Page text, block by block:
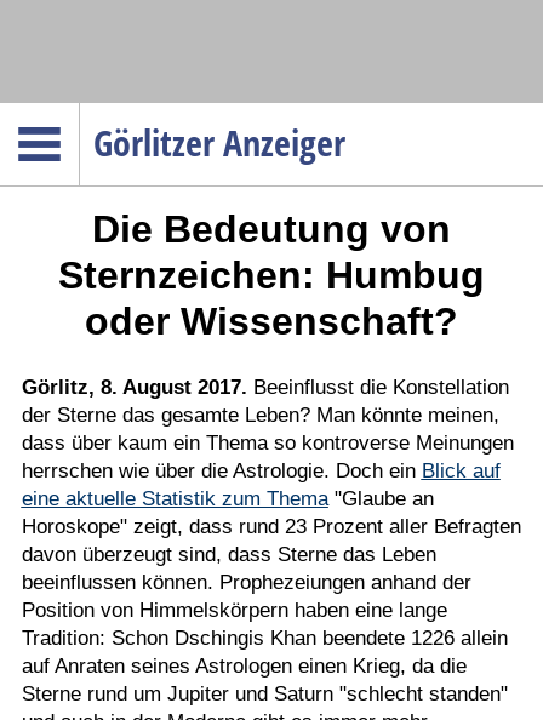
Görlitzer Anzeiger
Menüpunkte
Gesellschaft
Wirtschaft
Verkehr
Gesundheit
Kultur
Sport
Termine
Kostenlos
Die Bedeutung von
Sternzeichen: Humbug
oder Wissenschaft?
Görlitz, 8. August 2017. Beeinflusst die Konstellation
der Sterne das gesamte Leben? Man könnte meinen,
dass über kaum ein Thema so kontroverse Meinungen
herrschen wie über die Astrologie. Doch ein Blick auf
eine aktuelle Statistik zum Thema"Glaube an
Horoskope" zeigt, dass rund 23 Prozent aller Befragten
davon überzeugt sind, dass Sterne das Leben
beeinflussen können. Prophezeiungen anhand der
Position von Himmelskörpern haben eine lange
Tradition: Schon Dschingis Khan beendete 1226 allein
auf Anraten seines Astrologen einen Krieg, da die
Sterne rund um Jupiter und Saturn "schlecht standen"